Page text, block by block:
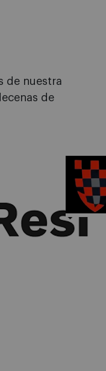
de nuestra
de